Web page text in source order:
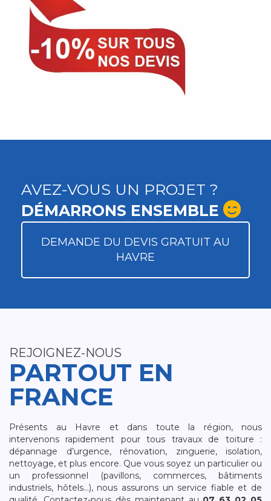
AVEZ-VOUS UN PROJET ?
DÉMARRONS ENSEMBLE
DEMANDE DU DEVIS GRATUIT AU
HAVRE
REJOIGNEZ-NOUS
PARTOUT EN
FRANCE
Présents au Havre et dans toute la région, nous
intervenons rapidement pour tous travaux de toiture :
dépannage d’urgence, rénovation, zinguerie, isolation,
nettoyage, et plus encore. Que vous soyez un particulier ou
un professionnel (pavillons, commerces, bâtiments
industriels, hôtels…), nous assurons un service fiable et de